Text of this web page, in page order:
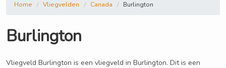
Home Vliegvelden Canada Burlington
Burlington
Vliegveld Burlington is een vliegveld in Burlington. Dit is een